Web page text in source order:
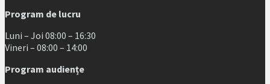
Program de lucru
Luni – Joi 08:00 – 16:30
Vineri – 08:00 – 14:00
Program audiențe